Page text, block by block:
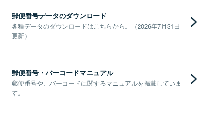
郵便番号データのダウンロード
各種データのダウンロードはこちらから。（2026年7月31日
更新）
郵便番号・バーコードマニュアル
郵便番号や、バーコードに関するマニュアルを掲載していま
す。